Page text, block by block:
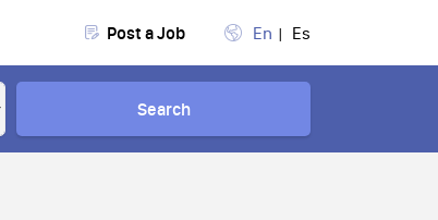
Post a Job En Es
Search